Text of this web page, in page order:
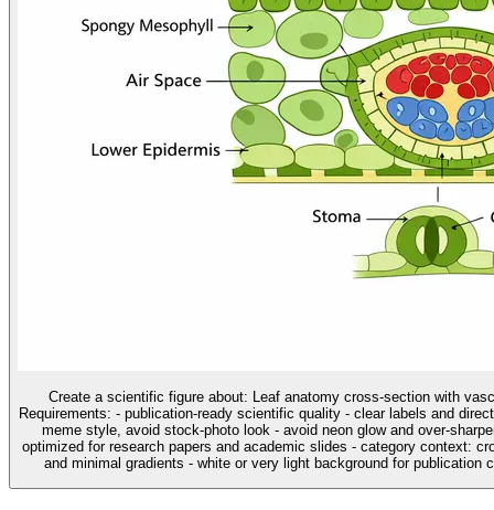
Create a scientific figure about: Leaf anatomy cross-section with
Requirements: - publication-ready scientific quality - clear labels and
meme style, avoid stock-photo look - avoid neon glow and over-
optimized for research papers and academic slides - category context:
and minimal gradients - white or very light background for